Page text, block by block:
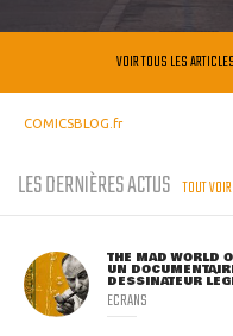
VOIR TOUS LES
COMICSBLOG.fr
LES DERNIÈRES ACTUS TOUT VOIR
THE MAD WORLD
UN
DESSINATEUR
ECRANS